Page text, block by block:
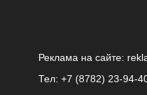
Реклама на сайте:
Тел: +7 (8782)